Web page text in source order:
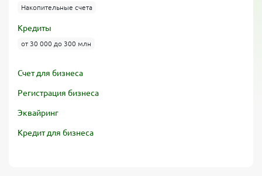
Накопительные счета
Кредиты
от 30 000 до 300 млн
Счет для бизнеса
Регистрация бизнеса
Эквайринг
Кредит для бизнеса